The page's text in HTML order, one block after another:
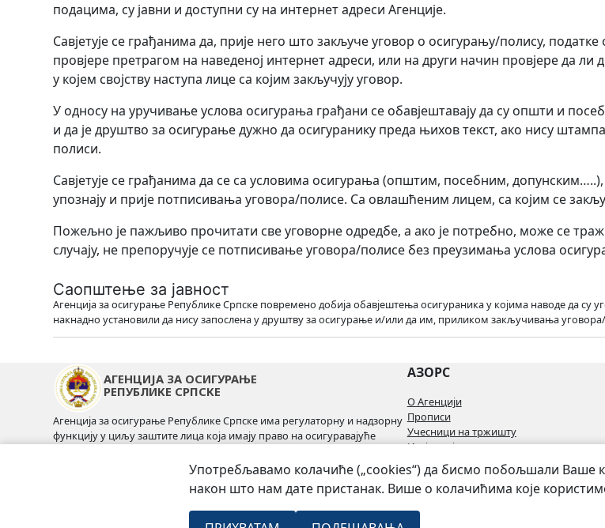
подацима, су јавни и доступни су на интернет адреси Агенције.
Савјетује се грађанима да, прије него што закључе уговор о осигурању/полису,
провјере претрагом на наведеној интернет адреси, или на други начин провјере да
у којем својству наступа лице са којим закључују уговор.
У односу на уручивање услова осигурања грађани се обавјештавају да су општи и
и да је друштво за осигурање дужно да осигуранику преда њихов текст, ако нису
полиси.
Савјетује се грађанима да се са условима осигурања (општим, посебним,
упознају и прије потписивања уговора/полисе. Са овлашћеним лицем, са којим се
Пожељно је пажљиво прочитати све уговорне одредбе, а ако је потребно, може се
случају, не препоручује се потписивање уговора/полисе без преузимања услова
Саопштење за јавност
Агенција за осигурање Републике Српске повремено добија обавјештења осигураника у којима наводе да су
накнадно установили да нису запосленa у друштву за осигурање и/или да им, приликом закључивања
АГЕНЦИЈА ЗА ОСИГУРАЊЕ
РЕПУБЛИКЕ СРПСКЕ
Агенција за осигурање Републике Српске има регулаторну и надзорну
функцију у циљу заштите лица која имају право на осигуравајуће
АЗОРС
О Агенцији
Прописи
Учесници на тржишту
Извјештаји и статистика
Сарадња и развој
Омбудсман
Контакт
Употребљавамо колачиће („cookies“) да бисмо побољшали Ваше
након што нам дате пристанак. Више о колачићима које